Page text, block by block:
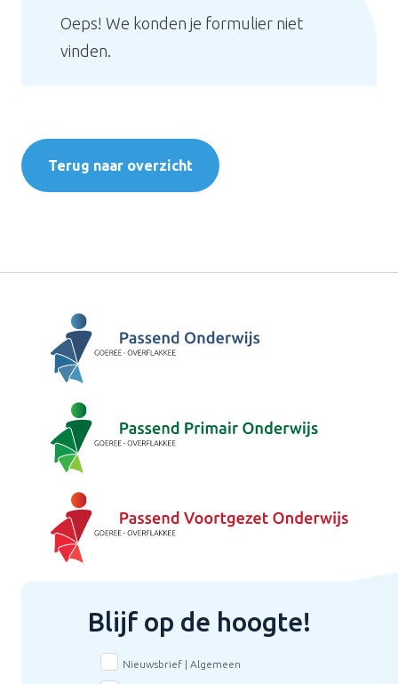
Oeps! We konden je formulier niet
vinden.
Terug naar overzicht
Blijf op de hoogte!
Nieuwsbrief | Algemeen